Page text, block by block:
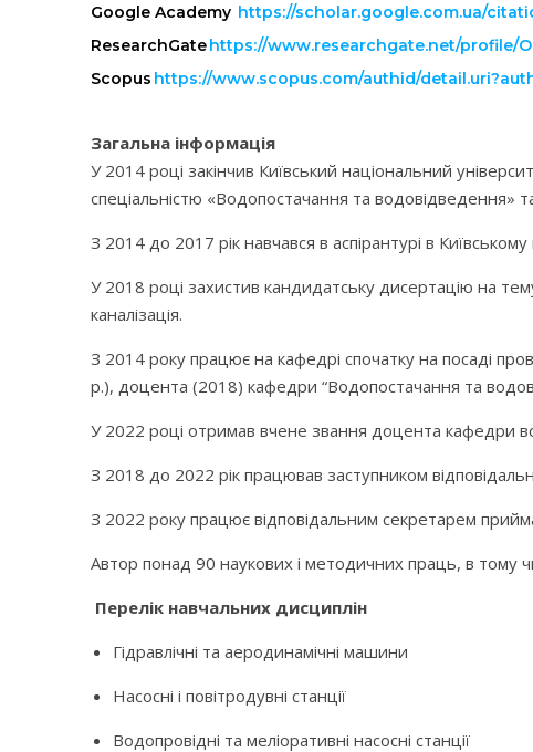
Google Academy https://scholar.google.com.ua/
ResearchGatehttps://www.researchgate.net/profile/
Scopus https://www.scopus.com/authid/
Загальна інформація
У 2014 році закінчив Київський національний
спеціальністю «Водопостачання та водовідведення»
З 2014 до 2017 рік навчався в аспірантурі в
У 2018 році захистив кандидатську дисертацію на
каналізація.
З 2014 року працює на кафедрі спочатку на посаді
р.), доцента (2018) кафедри “Водопостачання та
У 2022 році отримав вчене звання доцента кафедри
З 2018 до 2022 рік працював заступником
З 2022 року працює відповідальним секретарем
Автор понад 90 наукових і методичних праць, в тому
Перелік навчальних дисциплін
Гідравлічні та аеродинамічні машини
Насосні і повітродувні станції
Водопровідні та меліоративні насосні станції